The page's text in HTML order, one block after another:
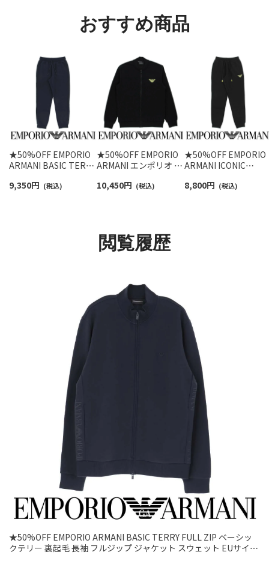
おすすめ商品
★50%OFF EMPORIO
ARMANI BASIC TERRY
毛 スウェットパンツ ロ
9,350円 (税込)
★50%OFF EMPORIO
ARMANI エンポリオ ア
TERRY FULLZIP
ズ メンズ 男性 プレゼ
ント 無料ラッピング ギ
10,450円 (税込)
★50%OFF EMPORIO
ARMANI ICONIC
イコニック テリー ス
8,800円 (税込)
閲覧履歴
★50%OFF EMPORIO ARMANI BASIC TERRY FULL ZIP ベーシッ
クテリー 裏起毛 長袖 フルジップ ジャケット スウェット EUサイズ